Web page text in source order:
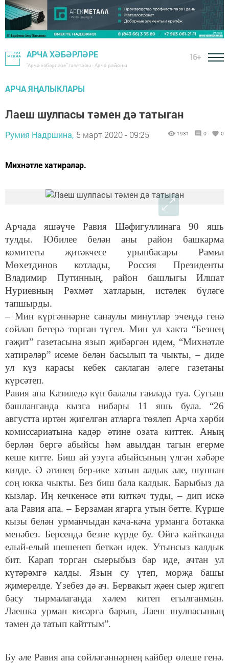
АРЧА ХӘБӘРЛӘРЕ
"Арча хәбәрләре" газетасы - Арча районы
16+
АРЧА ЯҢАЛЫКЛАРЫ
Лаеш шулпасы тәмен дә татыган
Румия Надршина, 5 март 2020 - 09:25 1931 0 0
Михнәтле хатирәләр.
Арчада яшәүче Равия Шәфигуллинага 90 яшь
тулды. Юбилее белән аны район башкарма
комитеты җитәкчесе урынбасары Рамил
Мөхетдинов котлады, Россия Президенты
Владимир Путинның, район башлыгы Илшат
Нуриевның Рәхмәт хатларын, истәлек бүләге
тапшырды.
– Мин күргәннәрне санаулы минутлар эчендә генә
сөйләп бетерә торган түгел. Мин ул хакта “Безнең
гәҗит” газетасына язып җибәргән идем, “Михнәтле
хатирәләр” исеме белән басылып та чыкты, – диде
ул күз карасы кебек саклаган әлеге газетаны
күрсәтеп.
Равия апа Казиледә күп балалы гаиләдә туа. Сугыш
башланганда кызга нибары 11 яшь була. “26
августта иртән җигелгән атларга төялеп Арча хәрби
комиссариатына кадәр әтине озата киттек. Аның
берлән бергә абыйсы һәм авылдан тагын егерме
кеше китте. Биш ай узуга абыйсының үлгән хәбәре
килде. Ә әтинең бер-ике хатын алдык әле, шуннан
соң юкка чыкты. Без биш бала калдык. Барыбыз да
кызлар. Иң кечкенәсе әти киткәч туды, – дип искә
ала Равия апа. – Берзаман ягарга утын бетте. Күрше
кызы белән урманчыдан кача-кача урманга ботакка
менәбез. Берсендә безне күрде бу. Өйгә кайтканда
елый-елый шешенеп беткән идек. Утынсыз калдык
бит. Карап торган сыерыбыз бар иде, ачтан ул
күтәрәмгә калды. Язын су үтеп, морҗа башы
җимерелде. Үзебез дә ач. Бервакыт җәен сыер җигеп
басу тырмалаганда хәлем китеп егылганмын.
Лаешка урман кисәргә барып, Лаеш шулпасының
тәмен дә татып кайттым”.
Бу әле Равия апа сөйләгәннәрнең кайбер өлеше генә.